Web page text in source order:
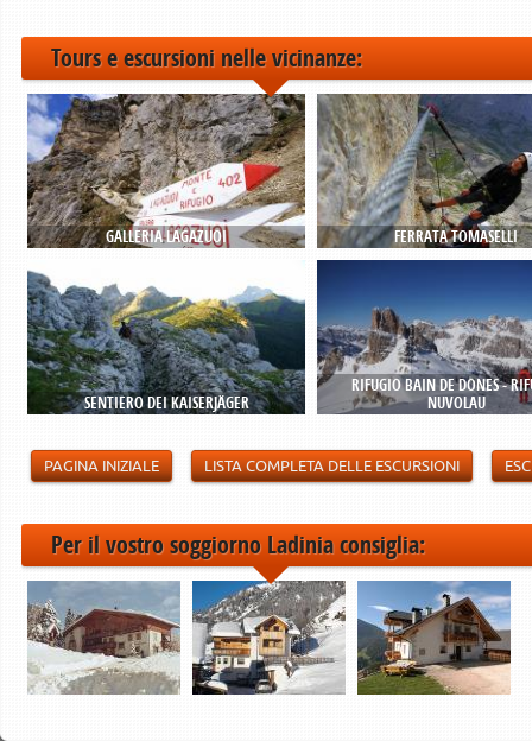
Tours e escursioni nelle vicinanze:
GALLERIA LAGAZUOI FERRATA TOMASELLI
SENTIERO DEI KAISERJÄGER
RIFUGIO BAIN DE DONES -
NUVOLAU
PAGINA INIZIALE LISTA COMPLETA DELLE ESCURSIONI
Per il vostro soggiorno Ladinia consiglia: